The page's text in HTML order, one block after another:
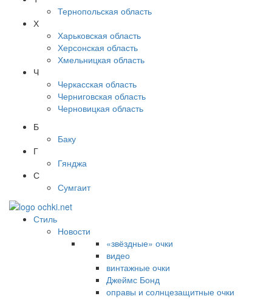
Тернопольская область
Х
Харьковская область
Херсонская область
Хмельницкая область
Ч
Черкасская область
Черниговская область
Черновицкая область
Б
Баку
Г
Гянджа
С
Сумгаит
Стиль
Новости
«звёздные» очки
видео
винтажные очки
Джеймс Бонд
оправы и солнцезащитные очки